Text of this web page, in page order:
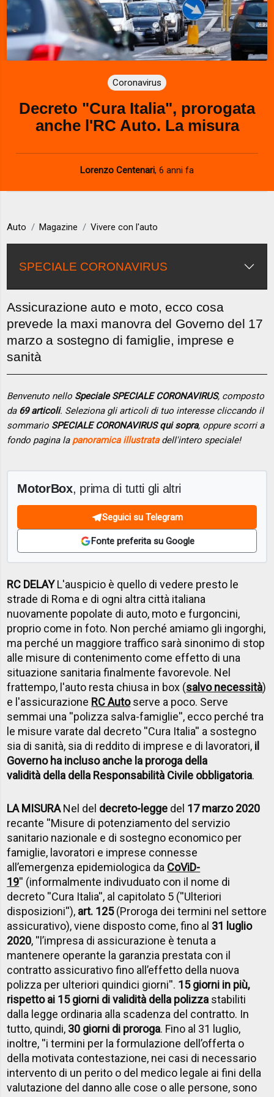
Coronavirus
Decreto "Cura Italia", prorogata
anche l'RC Auto. La misura
Lorenzo Centenari, 6 anni fa
Auto Magazine Vivere con l'auto
SPECIALE CORONAVIRUS
Assicurazione auto e moto, ecco cosa
prevede la maxi manovra del Governo del 17
marzo a sostegno di famiglie, imprese e
sanità
Benvenuto nello Speciale SPECIALE CORONAVIRUS, composto
da 69 articoli. Seleziona gli articoli di tuo interesse cliccando il
sommario SPECIALE CORONAVIRUS qui sopra, oppure scorri a
fondo pagina la panoramica illustratadell'intero speciale!
MotorBox, prima di tutti gli altri
Seguici su Telegram
Fonte preferita su Google
RC DELAYL'auspicio è quello di vedere presto le
strade di Roma e di ogni altra città italiana
nuovamente popolate di auto, moto e furgoncini,
proprio come in foto. Non perché amiamo gli ingorghi,
ma perché un maggiore traffico sarà sinonimo di stop
alle misure di contenimento come effetto di una
situazione sanitaria finalmente favorevole. Nel
frattempo, l'auto resta chiusa in box (salvo necessità)
e l'assicurazione RC Autoserve a poco. Serve
semmai una ''polizza salva-famiglie'', ecco perché tra
le misure varate dal decreto ''Cura Italia'' a sostegno
sia di sanità, sia di reddito di imprese e di lavoratori, il
Governo ha incluso anche la proroga della
validità della della Responsabilità Civile obbligatoria.
LA MISURANel del decreto-legge del 17 marzo 2020
recante ''Misure di potenziamento del servizio
sanitario nazionale e di sostegno economico per
famiglie, lavoratori e imprese connesse
all’emergenza epidemiologica da CoViD-
19'' (informalmente indivuduato con il nome di
decreto ''Cura Italia'', al capitolato 5 (''Ulteriori
disposizioni''), art. 125(Proroga dei termini nel settore
assicurativo), viene disposto come, fino al 31 luglio
2020, ''l’impresa di assicurazione è tenuta a
mantenere operante la garanzia prestata con il
contratto assicurativo fino all’effetto della nuova
polizza per ulteriori quindici giorni''. 15 giorni in più,
rispetto ai 15 giorni di validità della polizza stabiliti
dalla legge ordinaria alla scadenza del contratto. In
tutto, quindi, 30 giorni di proroga. Fino al 31 luglio,
inoltre, ''i termini per la formulazione dell’offerta o
della motivata contestazione, nei casi di necessario
intervento di un perito o del medico legale ai fini della
valutazione del danno alle cose o alle persone, sono